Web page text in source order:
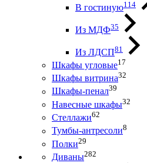
В гостиную114
Из МДФ35
Из ЛДСП81
Шкафы угловые17
Шкафы витрина32
Шкафы-пенал39
Навесные шкафы32
Стеллажи62
Тумбы-антресоли8
Полки29
Диваны282